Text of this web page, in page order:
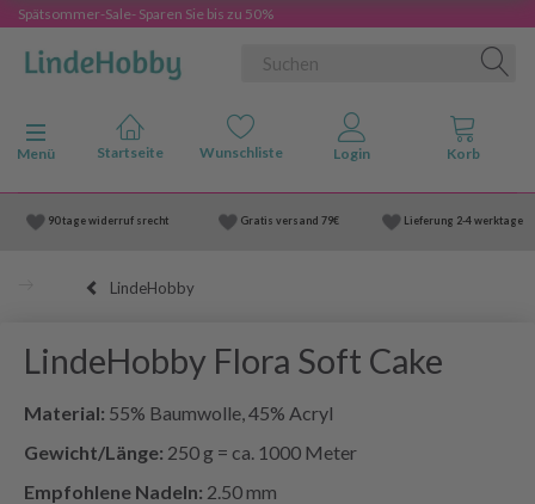
Spätsommer-Sale- Sparen Sie bis zu 50%
Anzeige ändern
Menü
90 tage widerruf srecht Gratis versand 79€ Lieferung 2-4 werktage
LindeHobby
LindeHobby Flora Soft Cake
Material: 55% Baumwolle, 45% Acryl
Gewicht/Länge: 250 g = ca. 1000 Meter
Empfohlene Nadeln: 2.50 mm